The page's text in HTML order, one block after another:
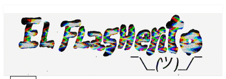
contenido
¯\_(ツ)_/
¯